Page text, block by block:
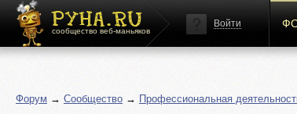
сообщество веб-маньяков
Войти
Форум → Сообщество → Профессиональная